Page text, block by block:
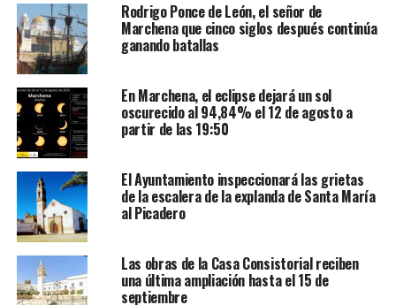
Rodrigo Ponce de León, el señor de
Marchena que cinco siglos después continúa
ganando batallas
En Marchena, el eclipse dejará un sol
oscurecido al 94,84% el 12 de agosto a
partir de las 19:50
El Ayuntamiento inspeccionará las grietas
de la escalera de la explanda de Santa María
al Picadero
Las obras de la Casa Consistorial reciben
una última ampliación hasta el 15 de
septiembre